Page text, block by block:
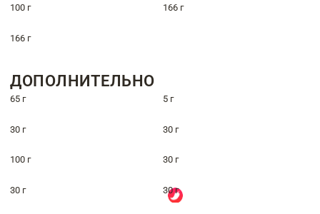
100 г 166 г
166 г
ДОПОЛНИТЕЛЬНО
65 г 5 г
30 г 30 г
100 г 30 г
30 г 30 г